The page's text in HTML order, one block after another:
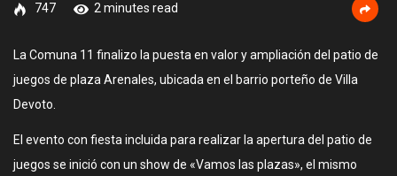
747 2 minutes read
La Comuna 11 finalizo la puesta en valor y ampliación del patio de
juegos de plaza Arenales, ubicada en el barrio porteño de Villa
Devoto.
El evento con fiesta incluida para realizar la apertura del patio de
juegos se inició con un show de «Vamos las plazas», el mismo